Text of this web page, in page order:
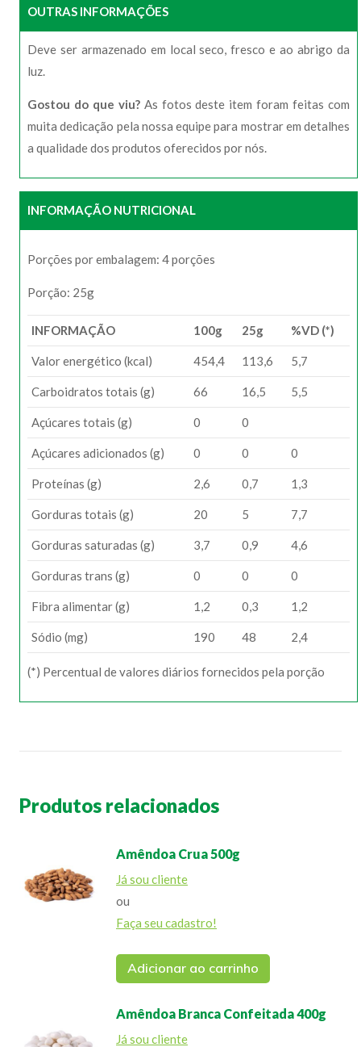
OUTRAS INFORMAÇÕES
Deve ser armazenado em local seco, fresco e ao abrigo da
luz.
Gostou do que viu?As fotos deste item foram feitas com
muita dedicação pela nossa equipe para mostrar em detalhes
a qualidade dos produtos oferecidos por nós.
INFORMAÇÃO NUTRICIONAL
Porções por embalagem: 4 porções
Porção: 25g
INFORMAÇÃO 100g 25g %VD (*)
Valor energético (kcal) 454,4 113,6 5,7
Carboidratos totais (g) 66 16,5 5,5
Açúcares totais (g) 0 0
Açúcares adicionados (g) 0 0 0
Proteínas (g) 2,6 0,7 1,3
Gorduras totais (g) 20 5 7,7
Gorduras saturadas (g) 3,7 0,9 4,6
Gorduras trans (g) 0 0 0
Fibra alimentar (g) 1,2 0,3 1,2
Sódio (mg) 190 48 2,4
(*) Percentual de valores diários fornecidos pela porção
Produtos relacionados
Amêndoa Crua 500g
Já sou cliente
ou
Faça seu cadastro!
Adicionar ao carrinho
Amêndoa Branca Confeitada 400g
Já sou cliente